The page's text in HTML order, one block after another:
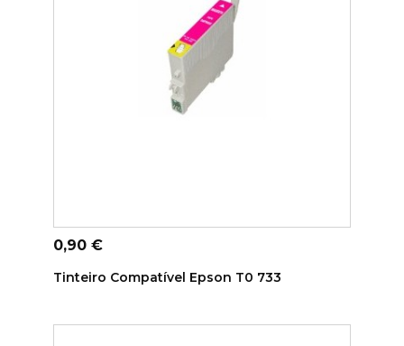
ADICIONAR AO CARRINHO
Preço
0,90 €
Tinteiro Compatível Epson T0 733